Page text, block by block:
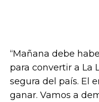
“Mañana debe
para convertir a La
segura del país. El
ganar. Vamos a